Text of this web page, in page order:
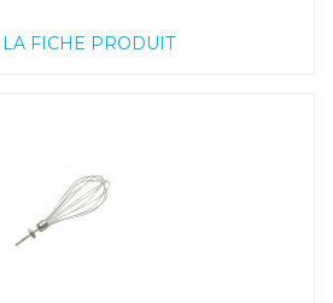
FICHE PRODUIT